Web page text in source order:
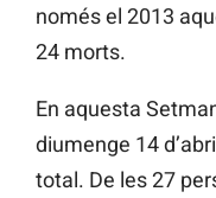
només el 2013
24 morts.
En aquesta
diumenge 14
total. De les 27